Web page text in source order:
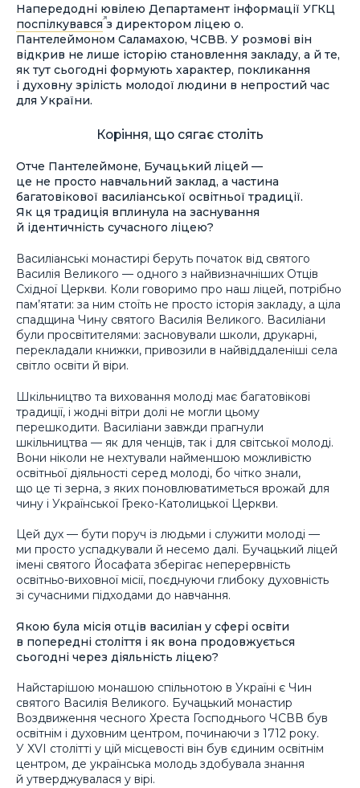
Напередодні ювілею Департамент інформації УГКЦ
поспілкувавсяз директором ліцею о.
Пантелеймоном Саламахою, ЧСВВ. У розмові він
відкрив не лише історію становлення закладу, а й те,
як тут сьогодні формують характер, покликання
і духовну зрілість молодої людини в непростий час
для України.
Коріння, що сягає століть
Отче Пантелеймоне, Бучацький ліцей —
це не просто навчальний заклад, а частина
багатовікової василіанської освітньої традиції.
Як ця традиція вплинула на заснування
й ідентичність сучасного ліцею?
Василіанські монастирі беруть початок від святого
Василія Великого — одного з найвизначніших Отців
Східної Церкви. Коли говоримо про наш ліцей, потрібно
пам’ятати: за ним стоїть не просто історія закладу, а ціла
спадщина Чину святого Василія Великого. Василіани
були просвітителями: засновували школи, друкарні,
перекладали книжки, привозили в найвіддаленіші села
світло освіти й віри.
Шкільництво та виховання молоді має багатовікові
традиції, і жодні вітри долі не могли цьому
перешкодити. Василіани завжди прагнули
шкільництва — як для ченців, так і для світської молоді.
Вони ніколи не нехтували найменшою можливістю
освітньої діяльності серед молоді, бо чітко знали,
що це ті зерна, з яких поновлюватиметься врожай для
чину і Української Греко-Католицької Церкви.
Цей дух — бути поруч із людьми і служити молоді —
ми просто успадкували й несемо далі. Бучацький ліцей
імені святого Йосафата зберігає неперервність
освітньо-виховної місії, поєднуючи глибоку духовність
зі сучасними підходами до навчання.
Якою була місія отців василіан у сфері освіти
в попередні століття і як вона продовжується
сьогодні через діяльність ліцею?
Найстарішою монашою спільнотою в Україні є Чин
святого Василія Великого. Бучацький монастир
Воздвиження чесного Хреста Господнього ЧСВВ був
освітнім і духовним центром, починаючи з 1712 року.
У XVI столітті у цій місцевості він був єдиним освітнім
центром, де українська молодь здобувала знання
й утверджувалася у вірі.